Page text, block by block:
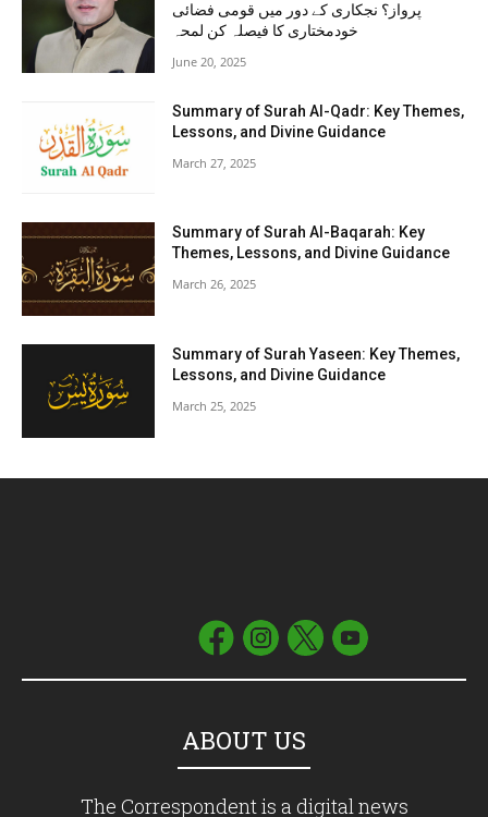
پرواز؟ نجکاری کے دور میں قومی فضائی
خودمختاری کا فیصلہ کن لمحہ
June 20, 2025
Summary of Surah Al-Qadr: Key Themes,
Lessons, and Divine Guidance
March 27, 2025
Summary of Surah Al-Baqarah: Key
Themes, Lessons, and Divine Guidance
March 26, 2025
Summary of Surah Yaseen: Key Themes,
Lessons, and Divine Guidance
March 25, 2025
ABOUT US
The Correspondent is a digital news